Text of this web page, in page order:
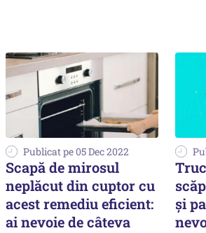
Publicat pe 05 Dec 2022
Scapă de mirosul
neplăcut din cuptor cu
acest remediu eficient:
ai nevoie de câteva
și